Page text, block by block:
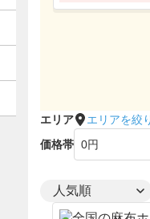
エリア
エリアを絞
価格帯